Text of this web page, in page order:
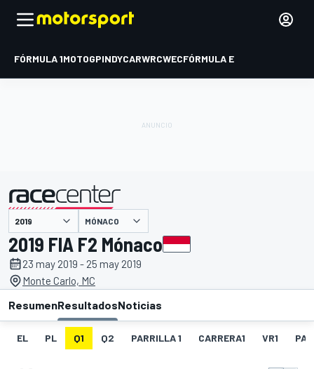
FÓRMULA 1MOTOGPINDYCARWRCWECFÓRMULA E
presentado por MÓNACO
2019 FIA F2 Mónaco
23 may 2019 - 25 may 2019
Monte Carlo, MC
ResumenResultadosNoticias
EL PL Q1 Q2 PARRILLA 1 CARRERA1 VR1